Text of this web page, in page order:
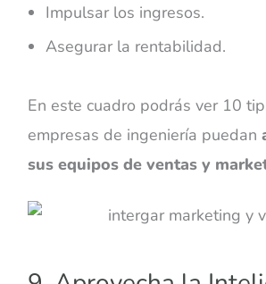
Impulsar los ingresos.
Asegurar la rentabilidad.
En este cuadro podrás ver 10
empresas de ingeniería puedan
sus equipos de ventas y